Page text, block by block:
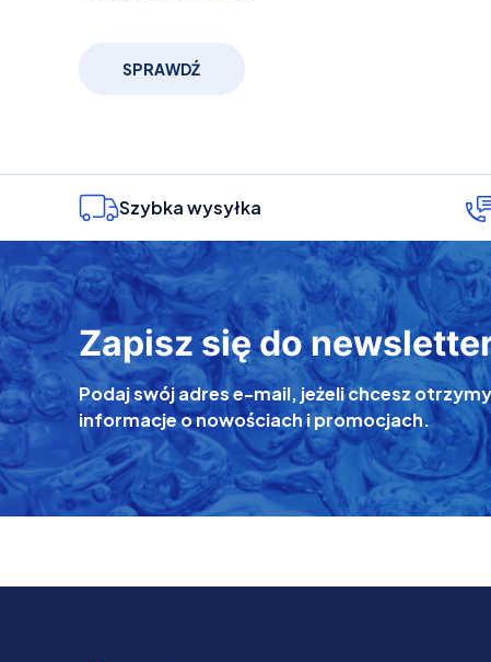
SPRAWDŹ
Szybka wysyłka
Zapisz się do
Podaj swój adres e-mail, jeżeli chcesz
informacje o nowościach i promocjach.